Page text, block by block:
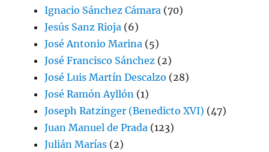
Ignacio Sánchez Cámara (70)
Jesús Sanz Rioja (6)
José Antonio Marina (5)
José Francisco Sánchez (2)
José Luis Martín Descalzo (28)
José Ramón Ayllón (1)
Joseph Ratzinger (Benedicto XVI) (47)
Juan Manuel de Prada (123)
Julián Marías (2)